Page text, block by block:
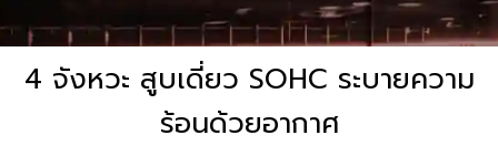
4 จังหวะ สูบเดี่ยว SOHC ระบายความ
ร้อนด้วยอากาศ